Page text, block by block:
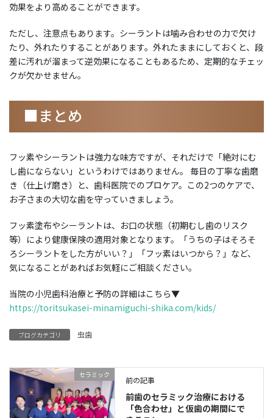
効果をより高めることができます。
ただし、注意点もあります。シーラントは噛み合わせの力で欠け
たり、外れたりすることがあります。外れたままにしておくと、段
差に汚れが溜まって逆効果になることもあるため、定期的なチェッ
クが欠かせません。
■まとめ
フッ素やシーラントは強力な味方ですが、それだけで「絶対にむ
し歯にならない」というわけではありません。 毎日の丁寧な歯磨
き（仕上げ磨き）と、歯科医院でのプロケア。この2つのケアで、
お子さまの大切な歯を守っていきましょう。
フッ素塗布やシーラントは、お口の状態（初期むし歯のリスク
等）により健康保険の適用対象となります。「うちの子はそろそ
ろシーラントをした方がいい？」「フッ素はいつから？」など、
気になることがあればお気軽にご相談ください。
当院の小児歯科治療と予防の詳細はこちら▼
https://toritsukasei-minamiguchi-shika.com/kids/
ブログカテゴリ 虫歯
セラミック
前の記事
前歯のセラミック治療における
「色合わせ」と仮歯の期間にで